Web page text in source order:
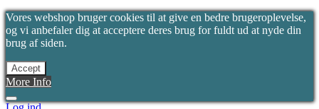
Vores webshop bruger cookies til at give en bedre brugeroplevelse,
og vi anbefaler dig at acceptere deres brug for fuldt ud at nyde din
brug af siden.
Accept
More Info